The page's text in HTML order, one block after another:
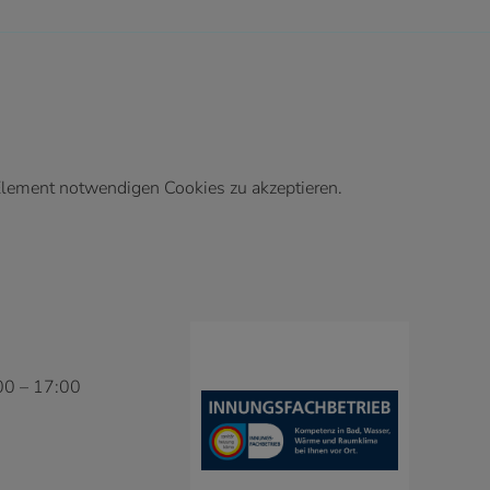
notwendigen Cookies zu akzeptieren.
– 17:00